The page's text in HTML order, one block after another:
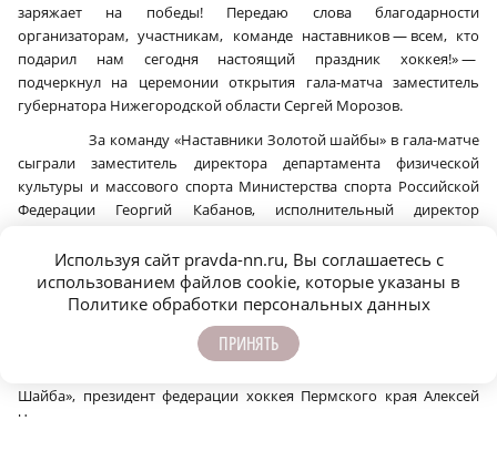
заряжает на победы! Передаю слова благодарности
организаторам, участникам, команде наставников — всем, кто
подарил нам сегодня настоящий праздник хоккея!» —
подчеркнул на церемонии открытия гала-матча заместитель
губернатора Нижегородской области Сергей Морозов.
За команду «Наставники Золотой шайбы» в гала-матче
сыграли заместитель директора департамента физической
культуры и массового спорта Министерства спорта Российской
Федерации Георгий Кабанов, исполнительный директор
Константин Маргольф, олимпийский чемпион, обладатель кубка
Гагарина, заслуженный мастер спорта Сергей Андронов,
обладатель Кубка европейских чемпионов, трехкратный
чемпион России по хоккею, двукратный обладатель Кубка
Гагарина Алексей Бадюков и др. Тренер команды — вице-
Шайба», президент федерации хоккея Пермского края Алексей
Чикунов.
Используя сайт pravda-nn.ru, Вы соглашаетесь с
использованием файлов cookie, которые указаны в
Политике обработки персональных данных
ПРИНЯТЬ